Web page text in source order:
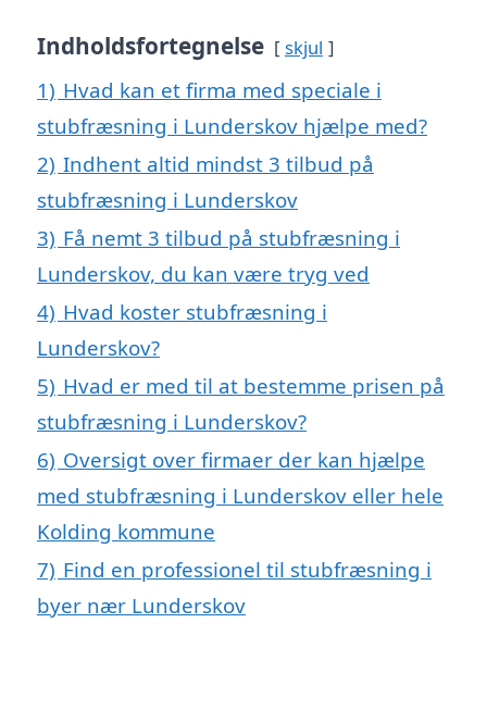
Indholdsfortegnelse skjul
1) Hvad kan et firma med speciale i
stubfræsning i Lunderskov hjælpe med?
2) Indhent altid mindst 3 tilbud på
stubfræsning i Lunderskov
3) Få nemt 3 tilbud på stubfræsning i
Lunderskov, du kan være tryg ved
4) Hvad koster stubfræsning i
Lunderskov?
5) Hvad er med til at bestemme prisen på
stubfræsning i Lunderskov?
6) Oversigt over firmaer der kan hjælpe
med stubfræsning i Lunderskov eller hele
Kolding kommune
7) Find en professionel til stubfræsning i
byer nær Lunderskov